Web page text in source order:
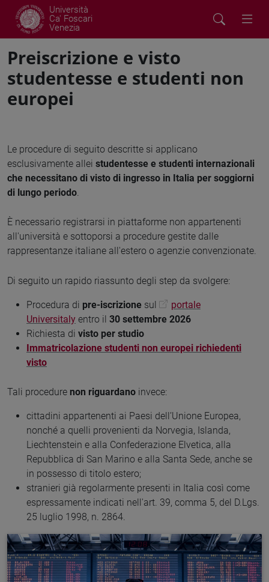
Università
Ca' Foscari
Venezia
Preiscrizione e visto
studentesse e studenti non
europei
Le procedure di seguito descritte si applicano
esclusivamente allei studentesse e studenti internazionali
che necessitano di visto di ingresso in Italia per soggiorni
di lungo periodo
È necessario registrarsi in piattaforme non appartenenti
all'università e sottoporsi a procedure gestite dalle
rappresentanze italiane all'estero o agenzie convenzionate.
Di seguito un rapido riassunto degli step da svolgere:
Procedura di pre-iscrizione sul
portale
Universitaly entro il 30 settembre 2026
Richiesta di visto per studio
Immatricolazione studenti non europei richiedenti
visto
Tali procedure non riguardano invece:
cittadini appartenenti ai Paesi dell’Unione Europea,
nonché a quelli provenienti da Norvegia, Islanda,
Liechtenstein e alla Confederazione Elvetica, alla
Repubblica di San Marino e alla Santa Sede, anche se
in possesso di titolo estero;
stranieri già regolarmente presenti in Italia così come
espressamente indicati nell'art. 39, comma 5, del D.Lgs.
25 luglio 1998, n. 2864.